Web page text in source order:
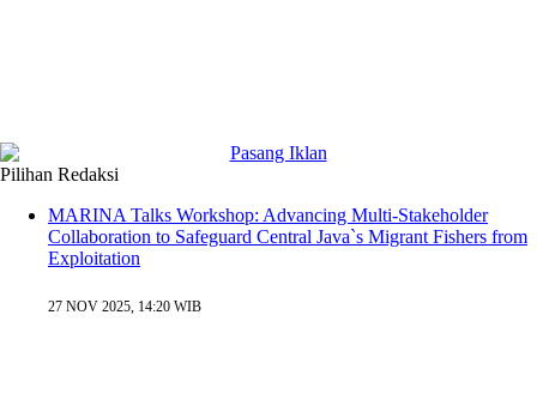
Pilihan Redaksi
MARINA Talks Workshop: Advancing Multi-Stakeholder
Collaboration to Safeguard Central Java`s Migrant Fishers from
Exploitation
27 NOV 2025, 14:20 WIB